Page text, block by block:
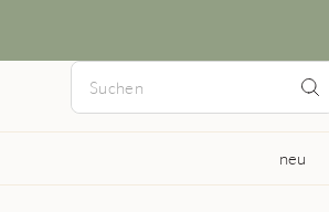
neu